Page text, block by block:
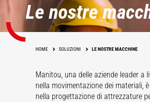
Le nostre
HOME SOLUZIONI LE NOSTRE MACCHINE
Manitou, una delle aziende leader a
nella movimentazione dei materiali,
nella progettazione di attrezzature